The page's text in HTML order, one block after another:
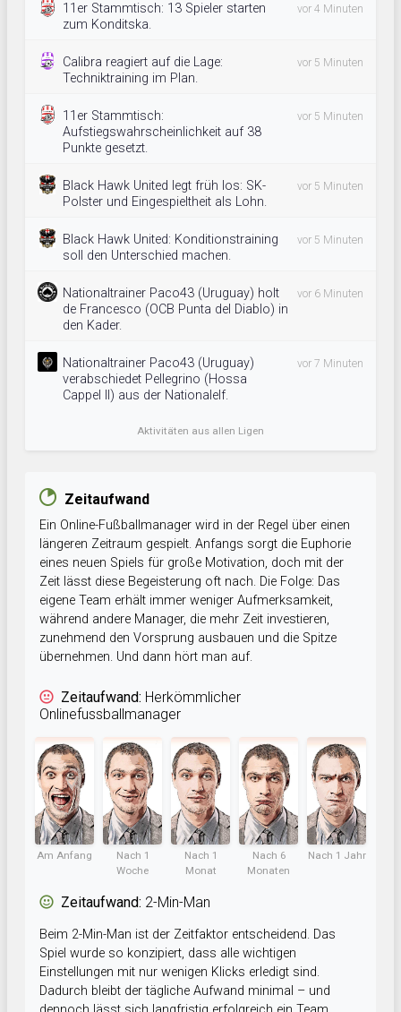
11er Stammtisch: 13 Spieler starten
zum Konditska.
vor 4 Minuten
Calibra reagiert auf die Lage:
Techniktraining im Plan.
vor 5 Minuten
11er Stammtisch:
Aufstiegswahrscheinlichkeit auf 38
Punkte gesetzt.
vor 5 Minuten
Black Hawk United legt früh los: SK-
Polster und Eingespieltheit als Lohn.
vor 5 Minuten
Black Hawk United: Konditionstraining
soll den Unterschied machen.
vor 5 Minuten
Nationaltrainer Paco43 (Uruguay) holt
de Francesco (OCB Punta del Diablo) in
den Kader.
vor 6 Minuten
Nationaltrainer Paco43 (Uruguay)
verabschiedet Pellegrino (Hossa
Cappel II) aus der Nationalelf.
vor 7 Minuten
Aktivitäten aus allen Ligen
Zeitaufwand
Ein Online-Fußballmanager wird in der Regel über einen
längeren Zeitraum gespielt. Anfangs sorgt die Euphorie
eines neuen Spiels für große Motivation, doch mit der
Zeit lässt diese Begeisterung oft nach. Die Folge: Das
eigene Team erhält immer weniger Aufmerksamkeit,
während andere Manager, die mehr Zeit investieren,
zunehmend den Vorsprung ausbauen und die Spitze
übernehmen. Und dann hört man auf.
Zeitaufwand: Herkömmlicher
Onlinefussballmanager
Am Anfang
Nach 1
Woche
Nach 1
Monat
Nach 6
Monaten
Nach 1 Jahr
Zeitaufwand: 2-Min-Man
Beim 2-Min-Man ist der Zeitfaktor entscheidend. Das
Spiel wurde so konzipiert, dass alle wichtigen
Einstellungen mit nur wenigen Klicks erledigt sind.
Dadurch bleibt der tägliche Aufwand minimal – und